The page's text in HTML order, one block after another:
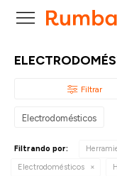

Electrodomésticos
Filtrando por:
Electrodomésticos